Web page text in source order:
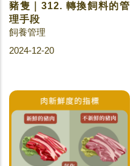
豬隻｜312. 轉換飼料的管
理手段
飼養管理
2024-12-20